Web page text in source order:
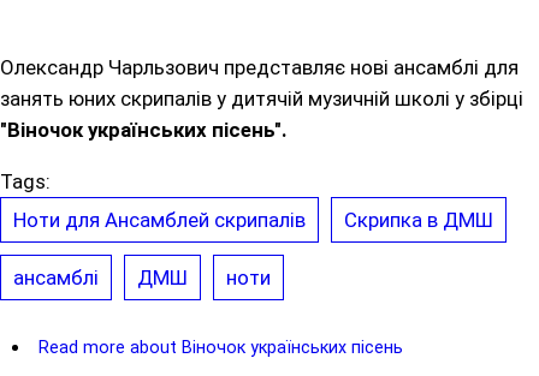
Олександр Чарльзович представляє нові ансамблі для
занять юних скрипалів у дитячій музичній школі у збірці
"Віночок українських пісень".
Tags:
Ноти для Ансамблей скрипалів
Скрипка в ДМШ
ансамблі ДМШ ноти
Read more about Віночок українських пісень